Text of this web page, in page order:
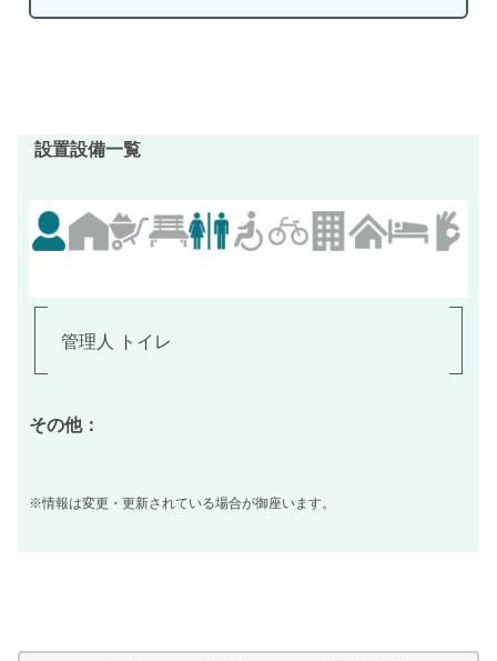
設置設備一覧
管理人 トイレ
その他：
※情報は変更・更新されている場合が御座います。